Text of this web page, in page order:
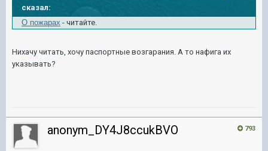
сказал:
О пожарах - читайте.
Нихачу читать, хочу паспортные возгарания. А то нафига их
указывать?
793
anonym_DY4J8ccukBVO